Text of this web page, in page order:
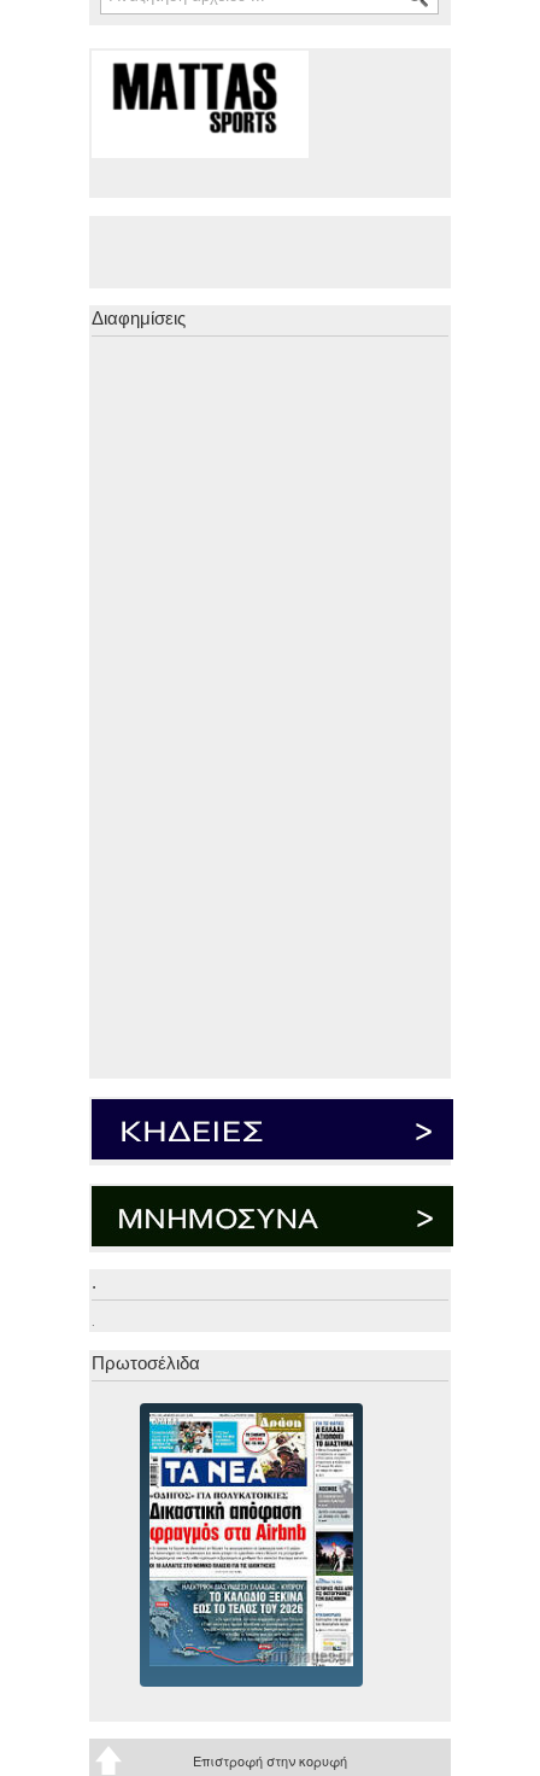
Διαφημίσεις
.
.
Πρωτοσέλιδα
Επιστροφή στην κορυφή